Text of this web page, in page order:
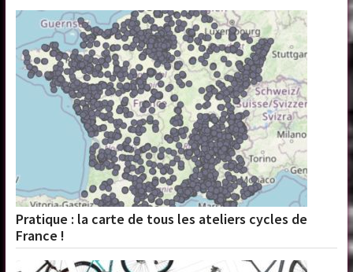
Pratique : la carte de tous les ateliers cycles de
France !